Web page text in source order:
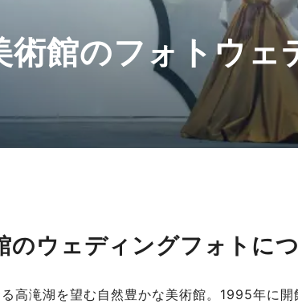
術館のフォトウェ
のウェディングフォトに
高滝湖を望む自然豊かな美術館。1995年に開